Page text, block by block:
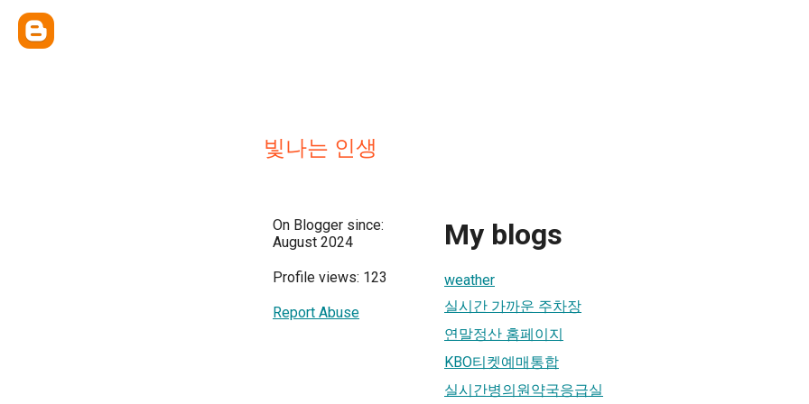
빛나는 인생
On Blogger since:
August 2024
Profile views: 123
Report Abuse
My blogs
weather
실시간 가까운 주차장
연말정산 홈페이지
KBO티켓예매통합
실시간병의원약국응급실